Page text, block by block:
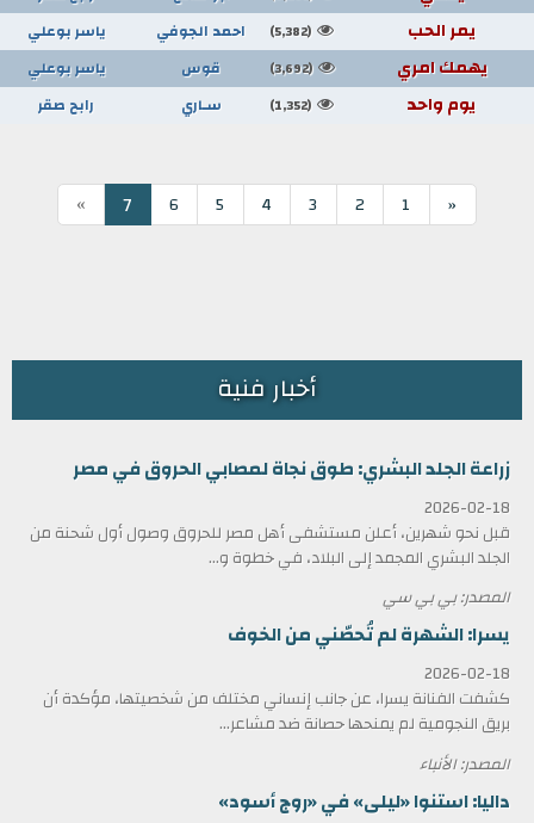
يمر الحب (5,382) احمد الجوفي ياسر بوعلي
يهمك امري (3,692) قوس ياسر بوعلي
يوم واحد (1,352) سـاري رابح صقر
«
1
2
3
4
5
6
7
»
أخبار فنية
زراعة الجلد البشري: طوق نجاة لمصابي الحروق في مصر
2026-02-18
قبل نحو شهرين، أعلن مستشفى أهل مصر للحروق وصول أول شحنة من
الجلد البشري المجمد إلى البلاد، في خطوة و...
المصدر: بي بي سي
يسرا: الشهرة لم تُحصّني من الخوف
2026-02-18
كشفت الفنانة يسرا، عن جانب إنساني مختلف من شخصيتها، مؤكدة أن
بريق النجومية لم يمنحها حصانة ضد مشاعر...
المصدر: الأنباء
داليا: استنوا «ليلى» في «روج أسود»